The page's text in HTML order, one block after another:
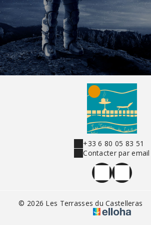
+33 6 80 05 83 51
Contacter par email
© 2026 Les Terrasses du Castelleras